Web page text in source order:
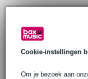
Cookie-instellingen
Om je bezoek aan
Bestel nu = maandag
30 dagen 'niet goed
3 jaar Bax Music